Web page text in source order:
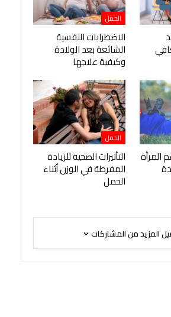
الحمل
الاضطرابات النفسية
الشائعة بعد الولادة
وكيفية علاجها
المرأة
الحمل
التأثيرات الصحية للزيادة
المفرطة في الوزن أثناء
الحمل
المزيد من المشاركات